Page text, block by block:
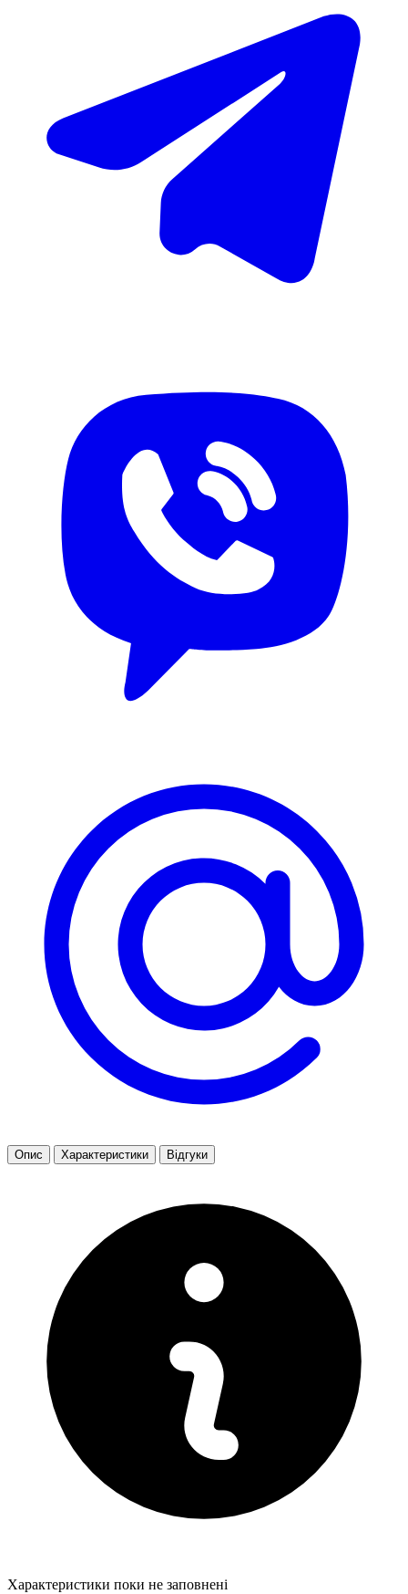
Опис Характеристики Відгуки
Характеристики поки не заповнені